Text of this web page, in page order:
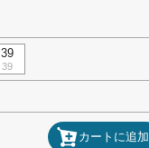
39
39
カートに追加